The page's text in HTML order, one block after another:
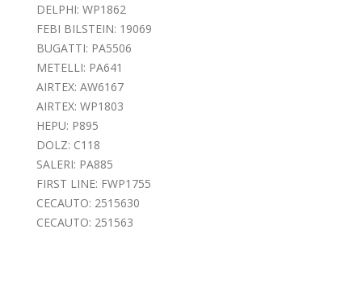
DELPHI: WP1862
FEBI BILSTEIN: 19069
BUGATTI: PA5506
METELLI: PA641
AIRTEX: AW6167
AIRTEX: WP1803
HEPU: P895
DOLZ: C118
SALERI: PA885
FIRST LINE: FWP1755
CECAUTO: 2515630
CECAUTO: 251563